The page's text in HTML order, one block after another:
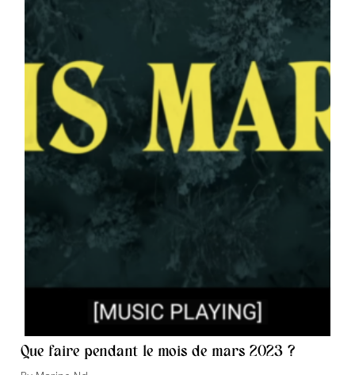
Que faire pendant le mois de mars 2023 ?